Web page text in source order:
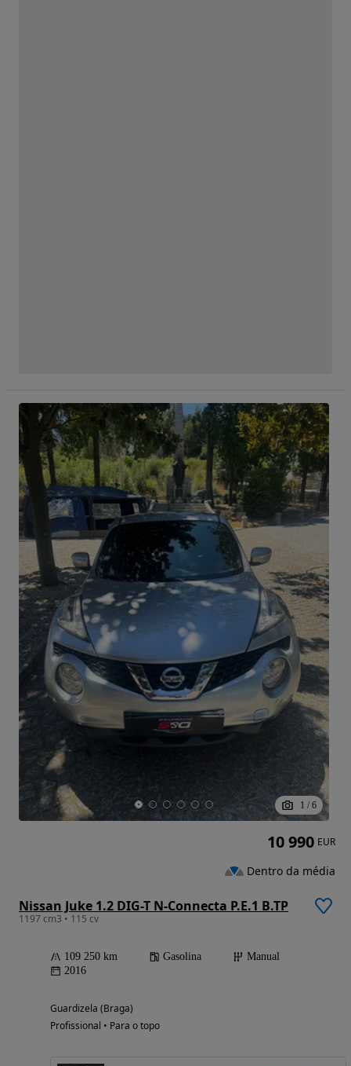
1 / 6
Nissan Juke 1.2 DIG-T N-Connecta P.E.1 B.TP
1197 cm3 • 115 cv
109 250 km Gasolina
Manual
2016
Guardizela (Braga)
Profissional • Para o topo
10 990 EUR
Dentro da média